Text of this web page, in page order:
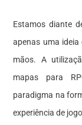
Estamos diante
apenas uma
mãos. A
mapas para
paradigma na
experiência de